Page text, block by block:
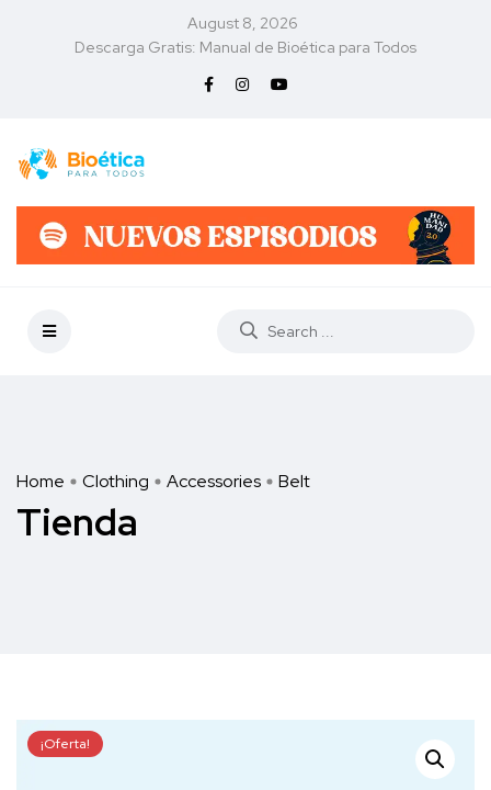
August 8, 2026
Descarga Gratis: Manual de Bioética para Todos
Home Clothing Accessories Belt
Tienda
¡Oferta!